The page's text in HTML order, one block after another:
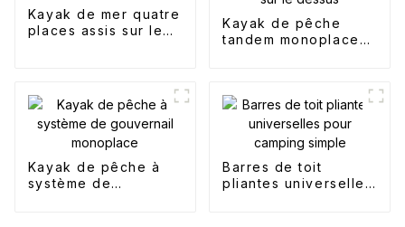
Kayak de mer quatre
places assis sur le
Kayak de pêche
tandem monoplace
Kayak de pêche à
système de
Barres de toit
pliantes universelles